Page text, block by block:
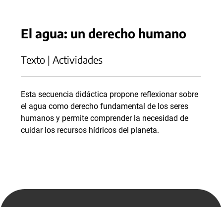
El agua: un derecho humano
Texto | Actividades
Esta secuencia didáctica propone reflexionar sobre
el agua como derecho fundamental de los seres
humanos y permite comprender la necesidad de
cuidar los recursos hídricos del planeta.